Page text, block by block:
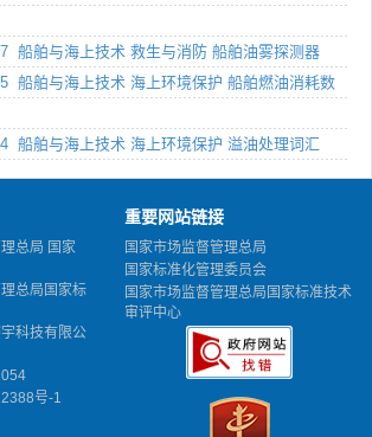
船舶与海上技术 救生与消防 船舶油雾探测器
船舶与海上技术 海上环境保护 船舶燃油消耗数
船舶与海上技术 海上环境保护 溢油处理词汇
总局 国家
总局国家标
科技有限公
号-1
重要网站链接
国家市场监督管理总局
国家标准化管理委员会
国家市场监督管理总局国家标准技术
审评中心